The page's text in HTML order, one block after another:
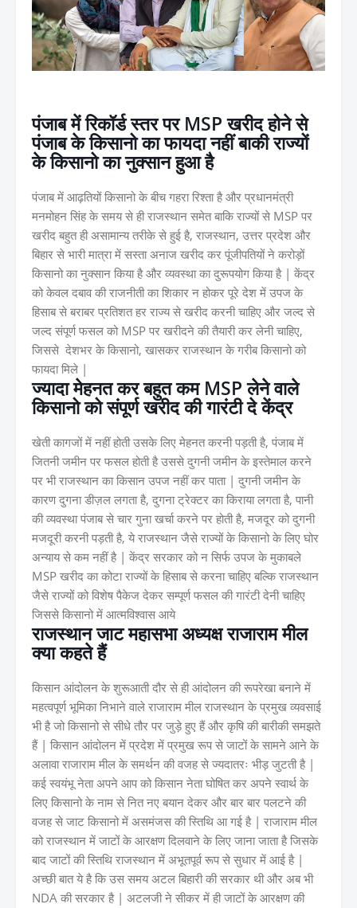
पंजाब में रिकॉर्ड स्तर पर MSP खरीद होने से
पंजाब के किसानो का फायदा नहीं बाकी राज्यों
के किसानो का नुक्सान हुआ है
पंजाब में आढ़तियों किसानो के बीच गहरा रिश्ता है और प्रधानमंत्री
मनमोहन सिंह के समय से ही राजस्थान समेत बाकि राज्यों से MSP पर
खरीद बहुत ही असामान्य तरीके से हुई है, राजस्थान, उत्तर प्रदेश और
बिहार से भारी मात्रा में सस्ता अनाज खरीद कर पूंजीपतियों ने करोड़ों
किसानो का नुक्सान किया है और व्यवस्था का दुरूपयोग किया है | केंद्र
को केवल दबाव की राजनीती का शिकार न होकर पूरे देश में उपज के
हिसाब से बराबर प्रतिशत हर राज्य से खरीद करनी चाहिए और जल्द से
जल्द संपूर्ण फसल को MSP पर खरीदने की तैयारी कर लेनी चाहिए,
जिससे देशभर के किसानो, खासकर राजस्थान के गरीब किसानो को
फायदा मिले |
ज्यादा मेहनत कर बहुत कम MSP लेने वाले
किसानो को संपूर्ण खरीद की गारंटी दे केंद्र
खेती कागजों में नहीं होती उसके लिए मेहनत करनी पड़ती है, पंजाब में
जितनी जमीन पर फसल होती है उससे दुगनी जमीन के इस्तेमाल करने
पर भी राजस्थान का किसान उपज नहीं कर पाता | दुगनी जमीन के
कारण दुगना डीज़ल लगता है, दुगना ट्रेक्टर का किराया लगता है, पानी
की व्यवस्था पंजाब से चार गुना खर्चा करने पर होती है, मजदूर को दुगनी
मजदूरी करनी पड़ती है, ये राजस्थान जैसे राज्यों के किसानो के लिए घोर
अन्याय से कम नहीं है | केंद्र सरकार को न सिर्फ उपज के मुकाबले
MSP खरीद का कोटा राज्यों के हिसाब से करना चाहिए बल्कि राजस्थान
जैसे राज्यों को विशेष पैकेज देकर सम्पूर्ण फसल की गारंटी देनी चाहिए
जिससे किसानो में आत्मविश्वास आये
राजस्थान जाट महासभा अध्यक्ष राजाराम मील
क्या कहते हैं
किसान आंदोलन के शुरूआती दौर से ही आंदोलन की रूपरेखा बनाने में
महत्वपूर्ण भूमिका निभाने वाले राजाराम मील राजस्थान के प्रमुख व्यवसाई
भी है जो किसानो से सीधे तौर पर जुड़े हुए हैं और कृषि की बारीकी समझते
हैं | किसान आंदोलन में प्रदेश में प्रमुख रूप से जाटों के सामने आने के
अलावा राजाराम मील के समर्थन की वजह से ज्यदातरः भीड़ जुटती है |
कई स्वयंभू नेता अपने आप को किसान नेता घोषित कर अपने स्वार्थ के
लिए किसानो के नाम से नित नए बयान देकर और बार बार पलटने की
वजह से जाट किसानो में असमंजस की स्तिथि आ गई है | राजाराम मील
को राजस्थान में जाटों के आरक्षण दिलवाने के लिए जाना जाता है जिसके
बाद जाटों की स्तिथि राजस्थान में अभूतपूर्व रूप से सुधार में आई है |
अच्छी बात ये है कि उस समय अटल बिहारी की सरकार थी और अब भी
NDA की सरकार है | अटलजी ने सीकर में ही जाटों के आरक्षण की